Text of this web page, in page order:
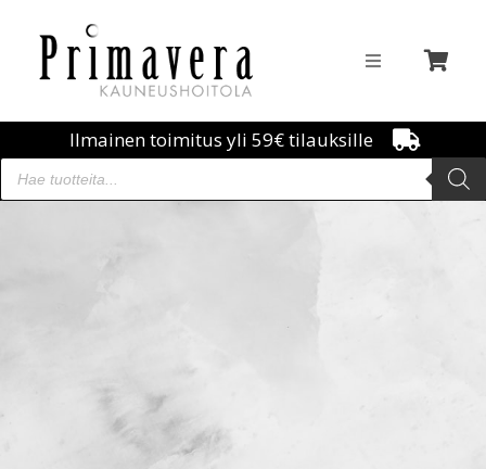
Ilmainen toimitus yli 59€ tilauksille